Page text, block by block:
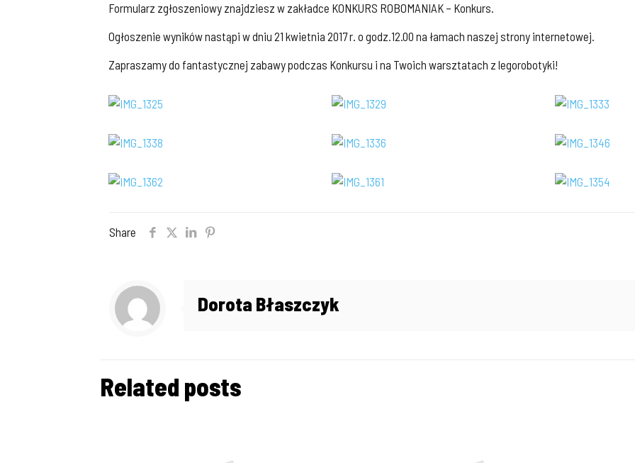
Formularz zgłoszeniowy znajdziesz w zakładce KONKURS ROBOMANIAK – Konkurs.
Ogłoszenie wyników nastąpi w dniu 21 kwietnia 2017 r. o godz.12.00 na łamach naszej strony internetowej.
Zapraszamy do fantastycznej zabawy podczas Konkursu i na Twoich warsztatach z legorobotyki!
Share
Dorota Błaszczyk
Related posts